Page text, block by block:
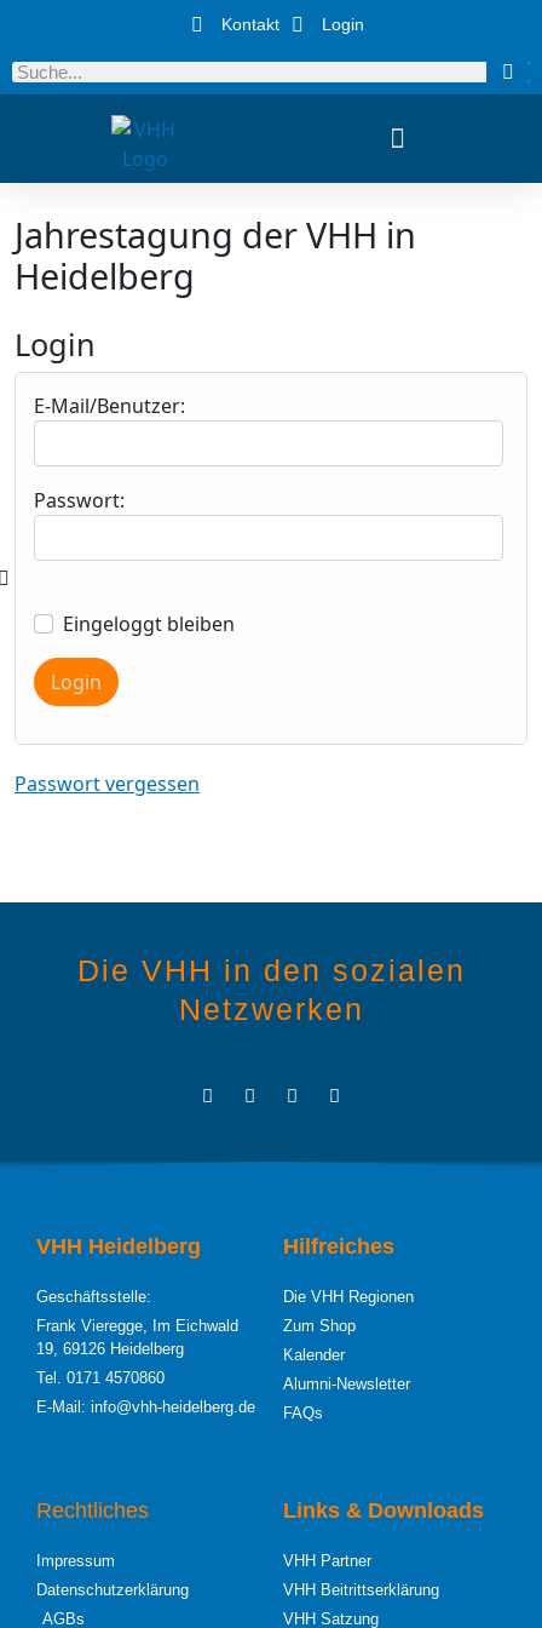
Kontakt Login
Jahrestagung der VHH in
Heidelberg
Login
E-Mail/Benutzer:
Passwort:
Eingeloggt bleiben
Login
Passwort vergessen
Die VHH in den sozialen
Netzwerken
VHH Heidelberg
Geschäftsstelle:
Frank Vieregge, Im Eichwald
19, 69126 Heidelberg
Tel. 0171 4570860
E-Mail: info@vhh-heidelberg.de
Hilfreiches
Die VHH Regionen
Zum Shop
Kalender
Alumni-Newsletter
FAQs
Rechtliches
Impressum
Datenschutzerklärung
AGBs
Links & Downloads
VHH Partner
VHH Beitrittserklärung
VHH Satzung